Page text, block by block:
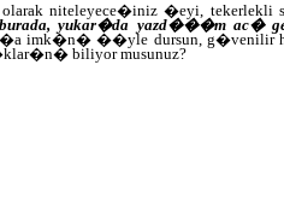
niteleyece�iniz �eyi, tekerlekli
yukar�da yazd���m ac�
imk�n� ��yle dursun, g�venilir
biliyor musunuz?